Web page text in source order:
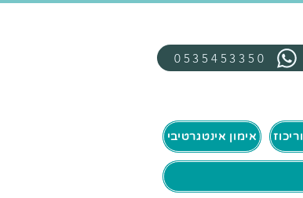
0535453350
אימון אינטגרטיבי